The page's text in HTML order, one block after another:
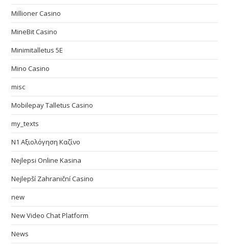
Millioner Casino
MineBit Casino
Minimitalletus 5E
Mino Casino
misc
Mobilepay Talletus Casino
my_texts
N1 Αξιολόγηση Καζίνο
Nejlepsi Online Kasina
Nejlepší Zahraniční Casino
new
New Video Chat Platform
News